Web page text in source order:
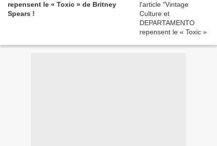
repensent le « Toxic » de Britney
Spears !